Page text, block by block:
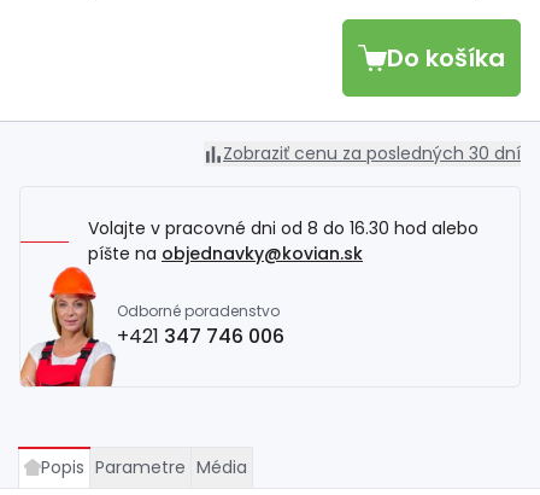
Do košíka
Zobraziť cenu za posledných 30 dní
Volajte v pracovné dni od 8 do 16.30 hod alebo
píšte na objednavky@kovian.sk
Odborné poradenstvo
+421 347 746 006
Popis Parametre Média